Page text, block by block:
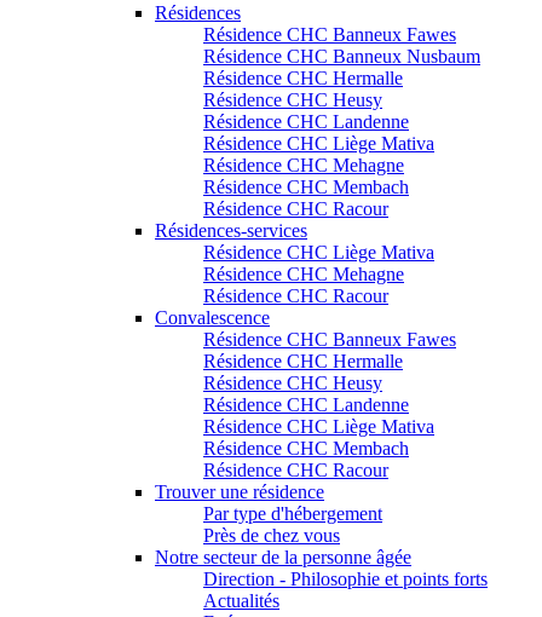
Résidences
Résidence CHC Banneux Fawes
Résidence CHC Banneux Nusbaum
Résidence CHC Hermalle
Résidence CHC Heusy
Résidence CHC Landenne
Résidence CHC Liège Mativa
Résidence CHC Mehagne
Résidence CHC Membach
Résidence CHC Racour
Résidences-services
Résidence CHC Liège Mativa
Résidence CHC Mehagne
Résidence CHC Racour
Convalescence
Résidence CHC Banneux Fawes
Résidence CHC Hermalle
Résidence CHC Heusy
Résidence CHC Landenne
Résidence CHC Liège Mativa
Résidence CHC Membach
Résidence CHC Racour
Trouver une résidence
Par type d'hébergement
Près de chez vous
Notre secteur de la personne âgée
Direction - Philosophie et points forts
Actualités